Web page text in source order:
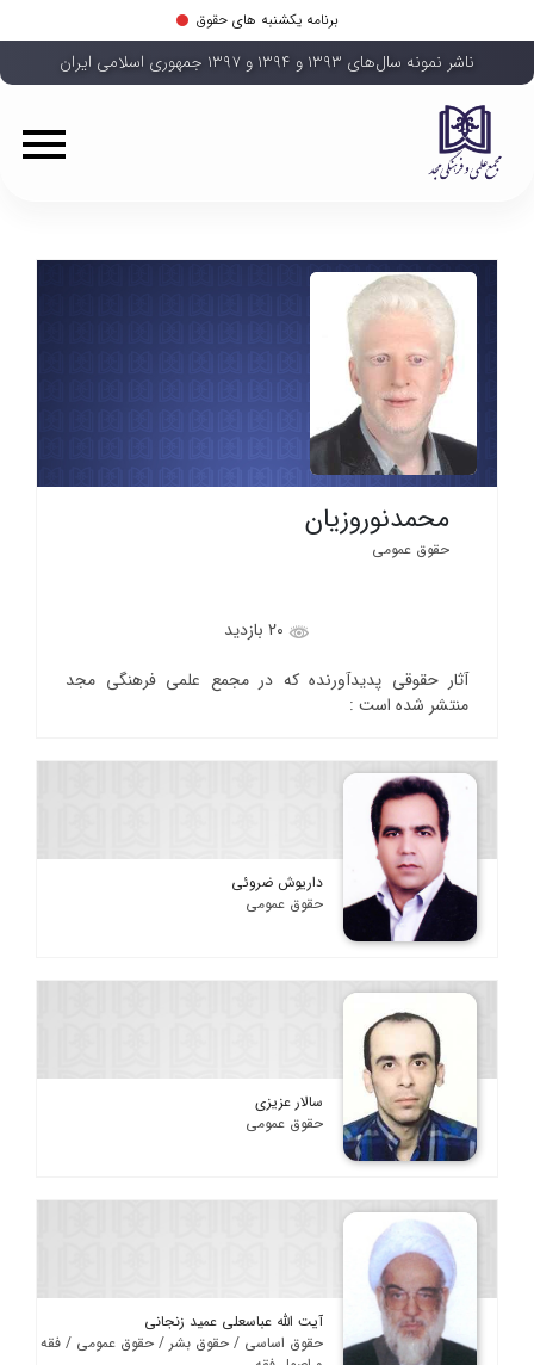
برنامه یکشنبه های حقوق
ناشر نمونه سال‌های ۱۳۹۳ و ۱۳۹۴ و ۱۳۹۷ جمهوری اسلامی ایران
محمدنوروزیان
حقوق عمومی
آثار حقوقی پدیدآورنده که در مجمع علمی فرهنگی مجد
منتشر شده است :
داریوش ضروئی
حقوق عمومی
سالار عزیزی
حقوق عمومی
آیت الله عباسعلی عمید زنجانی
حقوق اساسی / حقوق بشر / حقوق عمومی / فقه